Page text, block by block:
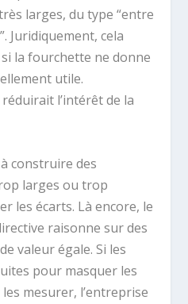
larges, du type “entre
Juridiquement, cela
la fourchette ne donne
utile.
l’intérêt de la
construire des
larges ou trop
les écarts. Là encore, le
raisonne sur des
valeur égale. Si les
pour masquer les
mesurer, l’entreprise